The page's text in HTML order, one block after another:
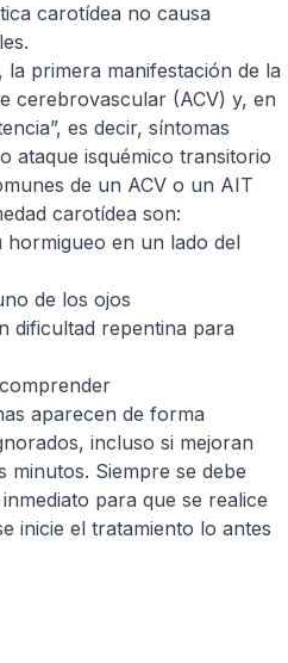
carotídea no causa
primera manifestación de la
cerebrovascular (ACV) y, en
es decir, síntomas
ataque isquémico transitorio
de un ACV o un AIT
carotídea son:
hormigueo en un lado del
de los ojos
dificultad repentina para
aparecen de forma
incluso si mejoran
minutos. Siempre se debe
para que se realice
inicie el tratamiento lo antes